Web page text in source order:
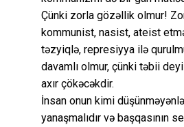
Çünki zorla gözəllik olmur!
kommunist, nasist, ateist
təzyiqlə, represiyya ilə
davamlı olmur, çünki təbii
axır çökəcəkdir.
İnsan onun kimi
yanaşmalıdır və başqasının